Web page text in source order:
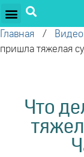
Главная / Видео
пришла тяжелая
Что